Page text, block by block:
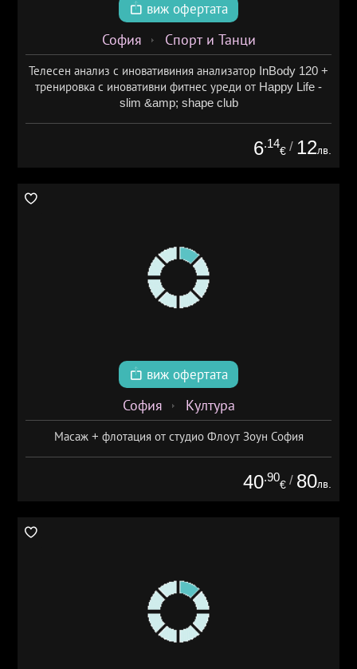
виж офертата
София Спорт и Танци
Телесен анализ с иновативиния анализатор InBody 120 +
тренировка с иновативни фитнес уреди от Happy Life -
slim &amp; shape club
6.14
€ / 12лв.
виж офертата
София Култура
Масаж + флотация от студио Флоут Зоун София
40.90
€ / 80лв.